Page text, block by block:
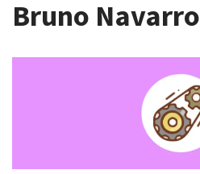
Bruno Navarro